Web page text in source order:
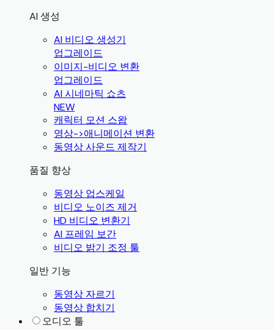
AI 생성
AI 비디오 생성기
업그레이드
이미지-비디오 변환
업그레이드
AI 시네마틱 쇼츠
NEW
캐릭터 모션 스왑
영상->애니메이션 변환
동영상 사운드 제작기
품질 향상
동영상 업스케일
비디오 노이즈 제거
HD 비디오 변환기
AI 프레임 보간
비디오 밝기 조정 툴
일반 기능
동영상 자르기
동영상 합치기
오디오 툴